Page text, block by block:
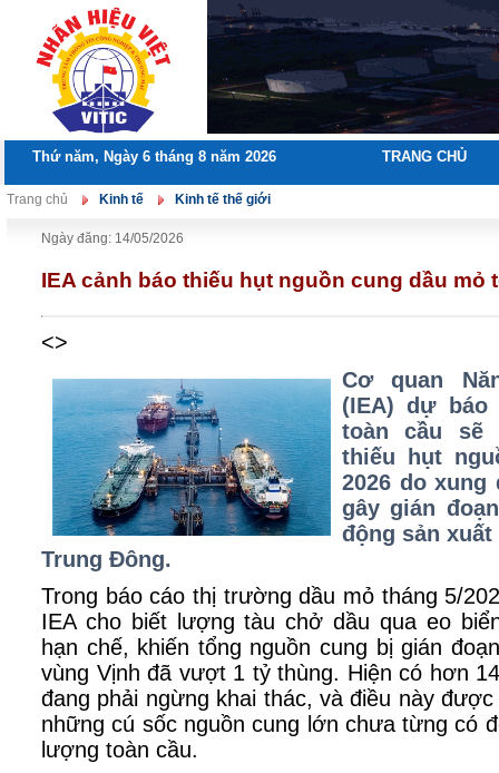
Thứ năm, Ngày 6 tháng 8 năm 2026 TRANG CHỦ
Trang chủ Kinh tế Kinh tế thế giới
Ngày đăng: 14/05/2026
IEA cảnh báo thiếu hụt nguồn cung dầu mỏ
<>
Cơ quan
(IEA) dự
toàn cầu sẽ
thiếu hụt
2026 do
gây gián
động sản
Trung Đông.
Trong báo cáo thị trường dầu mỏ tháng 5/
IEA cho biết lượng tàu chở dầu qua eo
hạn chế, khiến tổng nguồn cung bị gián
vùng Vịnh đã vượt 1 tỷ thùng. Hiện có hơn
đang phải ngừng khai thác, và điều này
những cú sốc nguồn cung lớn chưa từng có
lượng toàn cầu.